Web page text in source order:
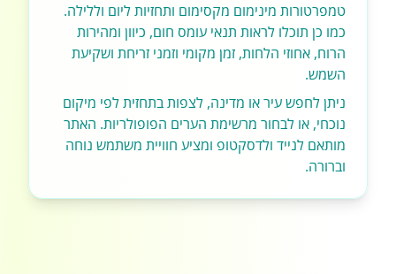
טמפרטורות מינימום מקסימום ותחזיות ליום וללילה.
כמו כן תוכלו לראות תנאי עומס חום, כיוון ומהירות
הרוח, אחוזי הלחות, זמן מקומי וזמני זריחת ושקיעת
השמש.
ניתן לחפש עיר או מדינה, לצפות בתחזית לפי מיקום
נוכחי, או לבחור מרשימת הערים הפופולריות. האתר
מותאם לנייד ולדסקטופ ומציע חוויית משתמש נוחה
וברורה.